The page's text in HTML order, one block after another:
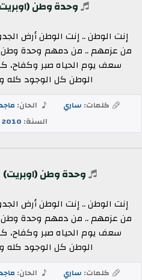
وحدة وطن
إنت الوطن .. إنت الوطن أرض
من عزمهم .. من دمهم وحدة وطن
سعف يوم الحياه صبر وكفاح،
الوطن كل الوجود
كلمات: ساري الحان:
السنة: 2010
وحدة وطن (اوبريت)
إنت الوطن .. إنت الوطن أرض
من عزمهم .. من دمهم وحدة وطن
سعف يوم الحياه صبر وكفاح،
الوطن كل الوجود
كلمات: ساري الحان: